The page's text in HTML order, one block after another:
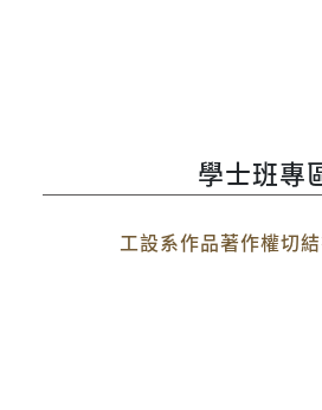
學士班專
工設系作品著作權切